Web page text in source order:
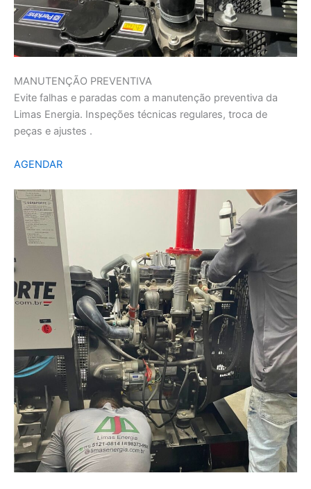
MANUTENÇÃO PREVENTIVA
Evite falhas e paradas com a manutenção preventiva da
Limas Energia. Inspeções técnicas regulares, troca de
peças e ajustes .
AGENDAR